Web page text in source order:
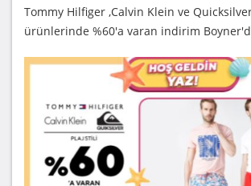
Tommy Hilfiger ,Calvin Klein ve
ürünlerinde %60'a varan indirim